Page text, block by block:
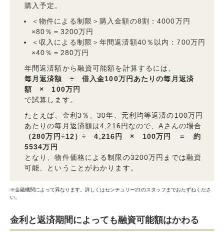
購入予定。
＜物件による制限＞購入金額の8割：4000万円
×80％＝3200万円
＜収入による制限＞年間返済額40％以内：700万円
×40％＝280万円
年間返済額から融資可能額を計算するには、
毎月返済額 ÷ 借入金100万円あたりの毎月返済
額 × 100万円
で試算します。
たとえば、金利3％、30年、元利均等返済の100万円
あたりの毎月返済額は4,216円なので、Aさんの場合
（280万円÷12）÷ 4,216円 × 100万円 ＝ 約
5534万円
となり、物件価格による制限の3200万円までは融資
可能、ということがわかります。
※金融機関によって異なります。詳しくはセンチュリー21のスタッフまでおたずねくださ
い。
金利と返済期間によっても融資可能額はかわる